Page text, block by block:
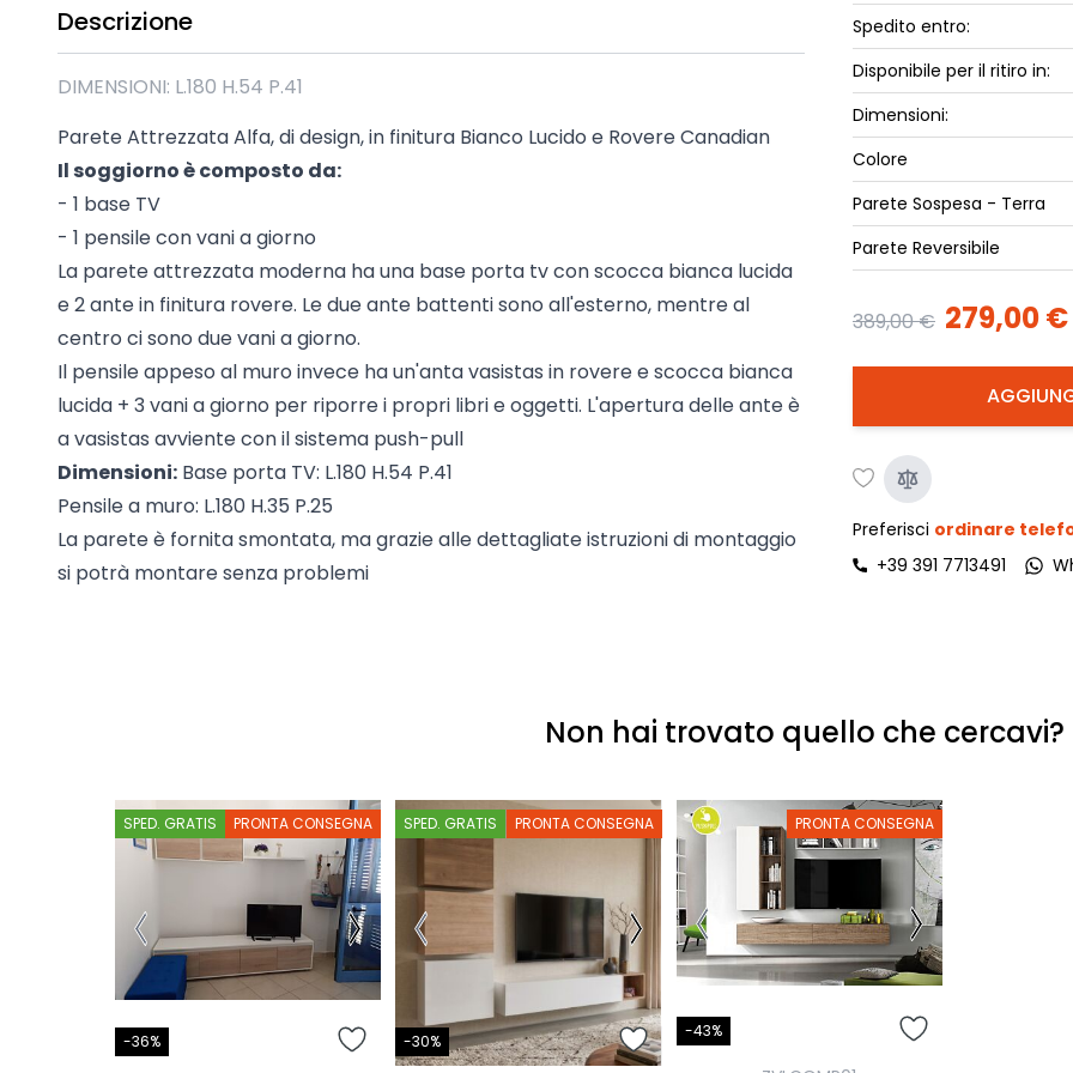
Mobili sala moderna Piccione
Collezione Beta 2.0
Armadi e
Letti
Letto,
Camere
Mostra
Descrizione
DIMENSIONI: L.180 H.54 P.41
Parete Attrezzata Alfa, di design, in finitura Bianco Lucido e Rovere Canadian
Il soggiorno è composto da:
- 1 base TV
- 1 pensile con vani a giorno
La parete attrezzata moderna ha una base porta tv con scocca bianca lucida
e 2 ante in finitura rovere. Le due ante battenti sono all'esterno, mentre al
centro ci sono due vani a giorno.
Il pensile appeso al muro invece ha un'anta vasistas in rovere e scocca bianca
lucida + 3 vani a giorno per riporre i propri libri e oggetti. L'apertura delle ante è
a vasistas avviente con il sistema push-pull
Dimensioni: Base porta TV: L.180 H.54 P.41
Pensile a muro: L.180 H.35 P.25
La parete è fornita smontata, ma grazie alle dettagliate istruzioni di montaggio
si potrà montare senza problemi
Spedito entro:
Disponibile per il ritiro in:
Dimensioni:
Colore
Parete Sospesa - Terra
Parete Reversibile
389,00 € 279,00 €
Preferisci ordinare
+39 391 7713491
Non hai trovato quello che cercavi?
SPED. GRATIS PRONTA CONSEGNA
-36%
SPED. GRATIS PRONTA CONSEGNA
-30%
PRONTA CONSEGNA
-43%